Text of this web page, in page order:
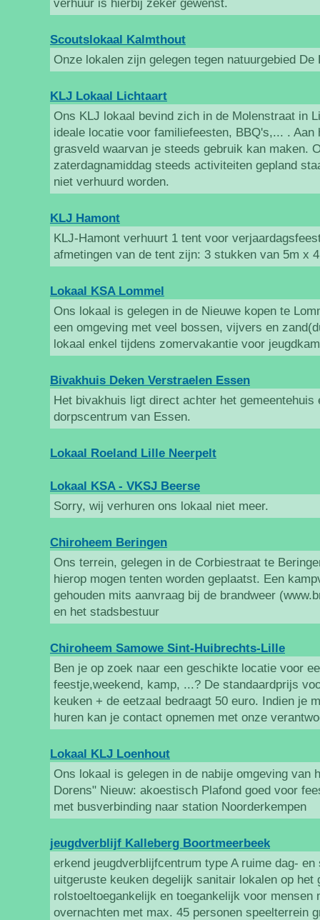
verhuur is hierbij zeker gewenst.
Scoutslokaal Kalmthout
Onze lokalen zijn gelegen tegen natuurgebied De
KLJ Lokaal Lichtaart
Ons KLJ lokaal bevind zich in de Molenstraat in
ideale locatie voor familiefeesten, BBQ's,... . Aan
grasveld waarvan je steeds gebruik kan maken.
zaterdagnamiddag steeds activiteiten gepland
niet verhuurd worden.
KLJ Hamont
KLJ-Hamont verhuurt 1 tent voor
afmetingen van de tent zijn: 3 stukken van 5m x
Lokaal KSA Lommel
Ons lokaal is gelegen in de Nieuwe kopen te
een omgeving met veel bossen, vijvers en
lokaal enkel tijdens zomervakantie voor
Bivakhuis Deken Verstraelen Essen
Het bivakhuis ligt direct achter het gemeentehuis
dorpscentrum van Essen.
Lokaal Roeland Lille Neerpelt
Lokaal KSA - VKSJ Beerse
Sorry, wij verhuren ons lokaal niet meer.
Chiroheem Beringen
Ons terrein, gelegen in de Corbiestraat te
hierop mogen tenten worden geplaatst. Een
gehouden mits aanvraag bij de brandweer
en het stadsbestuur
Chiroheem Samowe Sint-Huibrechts-Lille
Ben je op zoek naar een geschikte locatie voor
feestje,weekend, kamp, ...? De standaardprijs
keuken + de eetzaal bedraagt 50 euro. Indien je
huren kan je contact opnemen met onze
Lokaal KLJ Loenhout
Ons lokaal is gelegen in de nabije omgeving van
Dorens" Nieuw: akoestisch Plafond goed voor
met busverbinding naar station Noorderkempen
jeugdverblijf Kalleberg Boortmeerbeek
erkend jeugdverblijfcentrum type A ruime dag-
uitgeruste keuken degelijk sanitair lokalen op het
rolstoeltoegankelijk en toegankelijk voor mensen
overnachten met max. 45 personen speelterrein